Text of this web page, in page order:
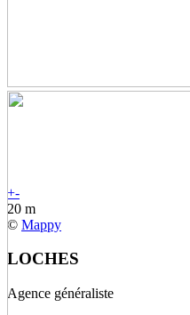
+-
20 m
© Mappy
LOCHES
Agence généraliste